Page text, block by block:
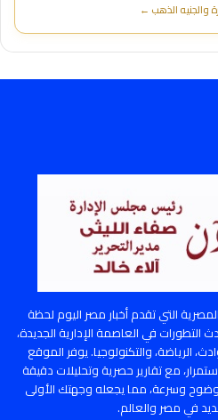
والجنيه الذهب ←
المصرية التي تقدم أخبار مصر اليوم لحظة
التطورات في العاصمة الإدارية الجديدة،
الرياضة، والتكنولوجيا. يوفر الموقع
مع تقارير حصرية وتحليلات دقيقة
وسرعة، مما يجعله وجهتك الأولى
في مصر والعالم.